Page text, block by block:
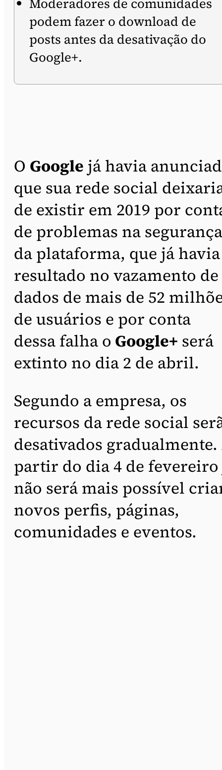
podem fazer o download de
posts antes da desativação do
Google+.
O Google já havia
que sua rede social
de existir em 2019 por
de problemas na segurança
da plataforma, que já havia
resultado no vazamento de
dados de mais de 52
de usuários e por conta
dessa falha o Google+ será
extinto no dia 2 de abril.
Segundo a empresa, os
recursos da rede social
desativados gradualmente.
partir do dia 4 de fevereiro
não será mais possível
novos perfis, páginas,
comunidades e eventos.